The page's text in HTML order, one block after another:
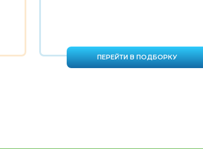
ПЕРЕЙТИ В ПОДБОРКУ